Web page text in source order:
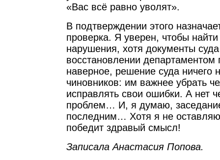
«Вас всё равно уволят».
В подтверждении этого
проверка. Я уверен, чтобы найти
нарушения, хотя документы
восстановлении
наверное, решение суда ничего
чиновников: им важнее убрать
исправлять свои ошибки. А нет
проблем… И, я думаю,
последним… Хотя я не
победит здравый смысл!
Записала Анастасия Попова.